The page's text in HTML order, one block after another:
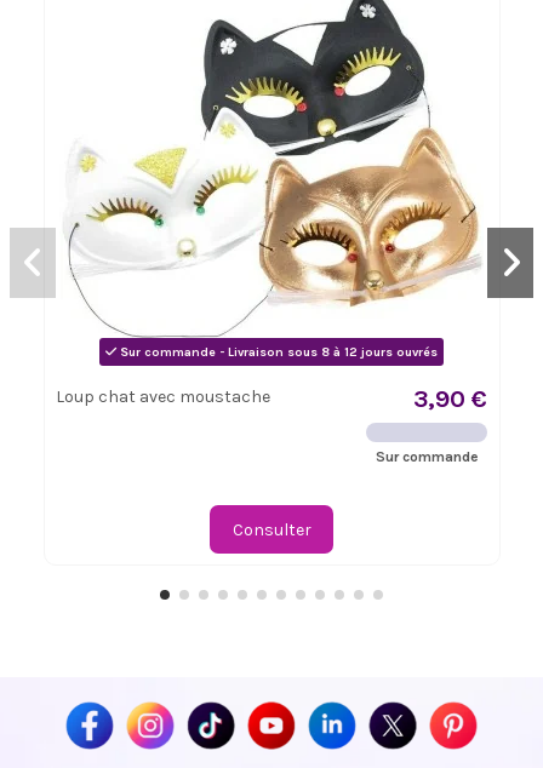
Sur commande - Livraison sous 8 à 12 jours ouvrés
Loup chat avec moustache 3,90 €
Sur commande
Consulter